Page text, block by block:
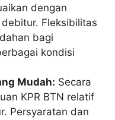
dengan
Fleksibilitas
bagi
kondisi
Mudah: Secara
KPR BTN relatif
Persyaratan dan